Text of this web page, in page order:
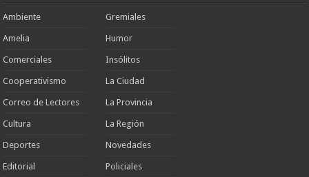
Ambiente
Amelia
Comerciales
Cooperativismo
Correo de Lectores
Cultura
Deportes
Editorial
Gremiales
Humor
Insólitos
La Ciudad
La Provincia
La Región
Novedades
Policiales